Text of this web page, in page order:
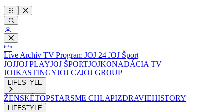
Live Archív TV Program JOJ 24 JOJ Šport
JOJJOJ PLAYJOJ ŠPORTJOJKONADÁCIA TV
JOJKASTINGYJOJ CZJOJ GROUP
LIFESTYLE
ŽENSKÉTOPSTARSME CHLAPIZDRAVIEHISTORY
LIFESTYLE